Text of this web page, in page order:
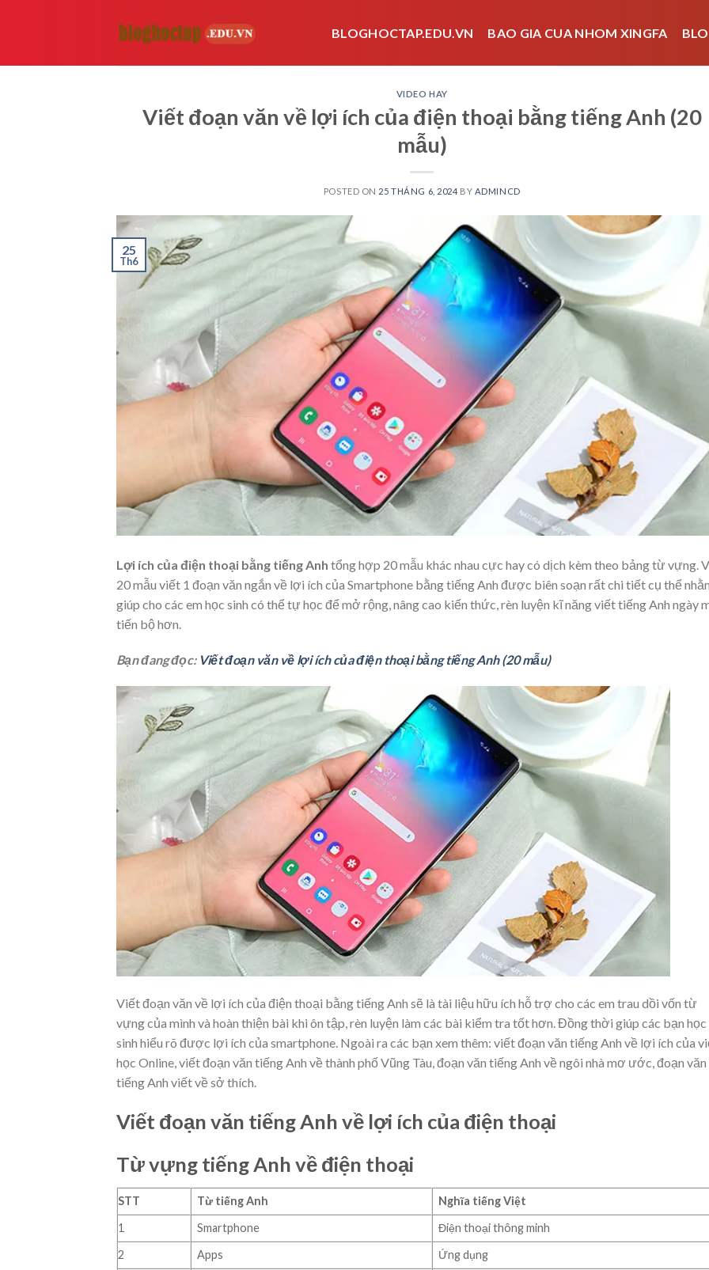
BLOGHOCTAP.EDU.VN BAO GIA CUA NHOM XINGFA
VIDEO HAY
Viết đoạn văn về lợi ích của điện thoại bằng tiếng Anh (20
mẫu)
POSTED ON 25 THÁNG 6, 2024 BY ADMINCD
25
Th6
Lợi ích của điện thoại bằng tiếng Anh tổng hợp 20 mẫu khác nhau cực hay có dịch kèm theo bảng từ vựng.
20 mẫu viết 1 đoạn văn ngắn về lợi ích của Smartphone bằng tiếng Anh được biên soạn rất chi tiết cụ thể
giúp cho các em học sinh có thể tự học để mở rộng, nâng cao kiến thức, rèn luyện kĩ năng viết tiếng Anh ngày
tiến bộ hơn.
Bạn đang đọc: Viết đoạn văn về lợi ích của điện thoại bằng tiếng Anh (20 mẫu)
Viết đoạn văn về lợi ích của điện thoại bằng tiếng Anh sẽ là tài liệu hữu ích hỗ trợ cho các em trau dồi vốn từ
vựng của mình và hoàn thiện bài khi ôn tập, rèn luyện làm các bài kiểm tra tốt hơn. Đồng thời giúp các bạn học
sinh hiểu rõ được lợi ích của smartphone. Ngoài ra các bạn xem thêm: viết đoạn văn tiếng Anh về lợi ích của
học Online, viết đoạn văn tiếng Anh về thành phố Vũng Tàu, đoạn văn tiếng Anh về ngôi nhà mơ ước, đoạn văn
tiếng Anh viết về sở thích.
Viết đoạn văn tiếng Anh về lợi ích của điện thoại
Từ vựng tiếng Anh về điện thoại
STT Từ tiếng Anh
Nghĩa tiếng Việt
1
Smartphone
Điện thoại thông minh
2
Apps
Ứng dụng